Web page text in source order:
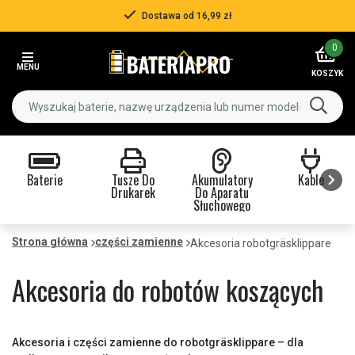
Dostawa od 16,99 zł
MENU
0
KOSZYK
Baterie Tusze Do
Drukarek
Akumulatory
Do Aparatu
Słuchowego
Kable
Strona główna części zamienne Akcesoria robotgräsklippare
Akcesoria do robotów koszących
Akcesoria i części zamienne do robotgräsklippare – dla